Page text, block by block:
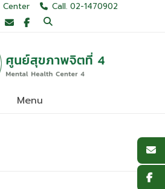
Center Call. 02-1470902
Menu